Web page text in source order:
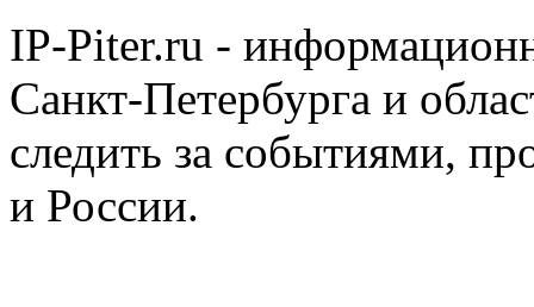
IP-Piter.ru -
Санкт-Петербурга и
следить за событиями,
и России.